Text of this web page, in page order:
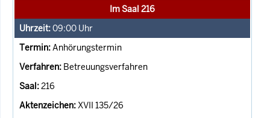
Im Saal 216
09:00 Uhr
Anhörungstermin
Betreuungsverfahren
216
XVII 135/26